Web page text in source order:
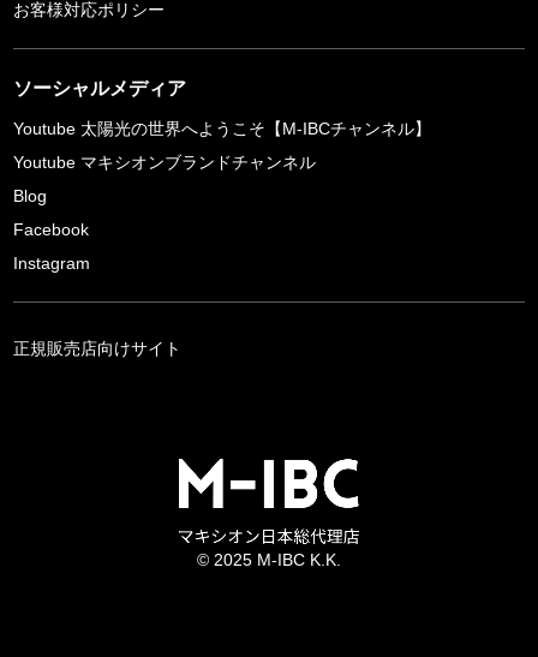
お客様対応ポリシー
ソーシャルメディア
Youtube 太陽光の世界へようこそ【M-IBCチャンネル】
Youtube マキシオンブランドチャンネル
Blog
Facebook
Instagram
正規販売店向けサイト
© 2025 M-IBC K.K.